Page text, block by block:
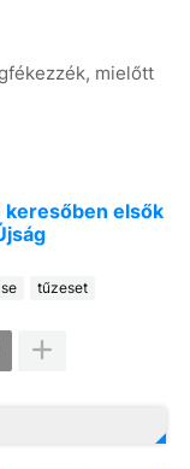
mielőtt
keresőben elsők
tűzeset